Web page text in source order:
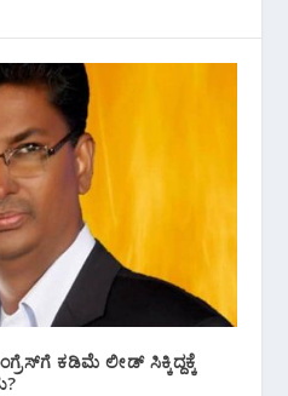
ಕಡಿಮೆ‌ ಲೀಡ್ ಸಿಕ್ಕಿದ್ದಕ್ಕೆ